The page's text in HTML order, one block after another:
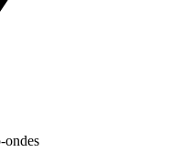
ondes